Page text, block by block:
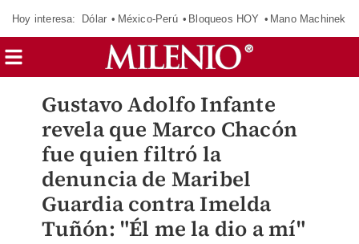
Hoy interesa: Dólar México-Perú Bloqueos HOY Mano Machinek
Gustavo Adolfo Infante
revela que Marco Chacón
fue quien filtró la
denuncia de Maribel
Guardia contra Imelda
Tuñón: "Él me la dio a mí"